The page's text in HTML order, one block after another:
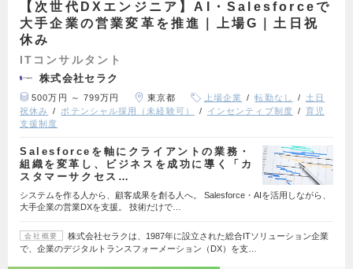
【次世代DXエンジニア】AI・Salesforceで
大手企業の営業変革を推進｜上場G｜土日祝
休み
ITコンサルタント
株式会社セラク
500万円 ～ 799万円 東京都 上場企業 転勤なし
土日
祝休み
ポテンシャル採用（未経験可） インセンティブ制度
育児
支援制度
Salesforceを軸にクライアントの業務・
組織を変革し、ビジネスを成功に導く「カ
スタマーサクセス…
システムを作る人から、顧客成果を創る人へ。 Salesforce・AIを活用しながら、
大手企業の営業DXを支援。 技術だけで…
会社概要
株式会社セラクは、1987年に設立された総合ITソリューション企業
で、企業のデジタルトランスフォーメーション（DX）を支…